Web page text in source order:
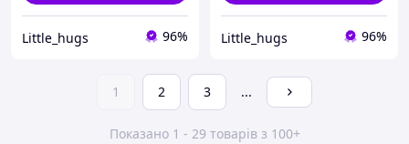
Little_hugs 96% Little_hugs 96%
1 2 3 ...
Показано 1 - 29 товарів з 100+